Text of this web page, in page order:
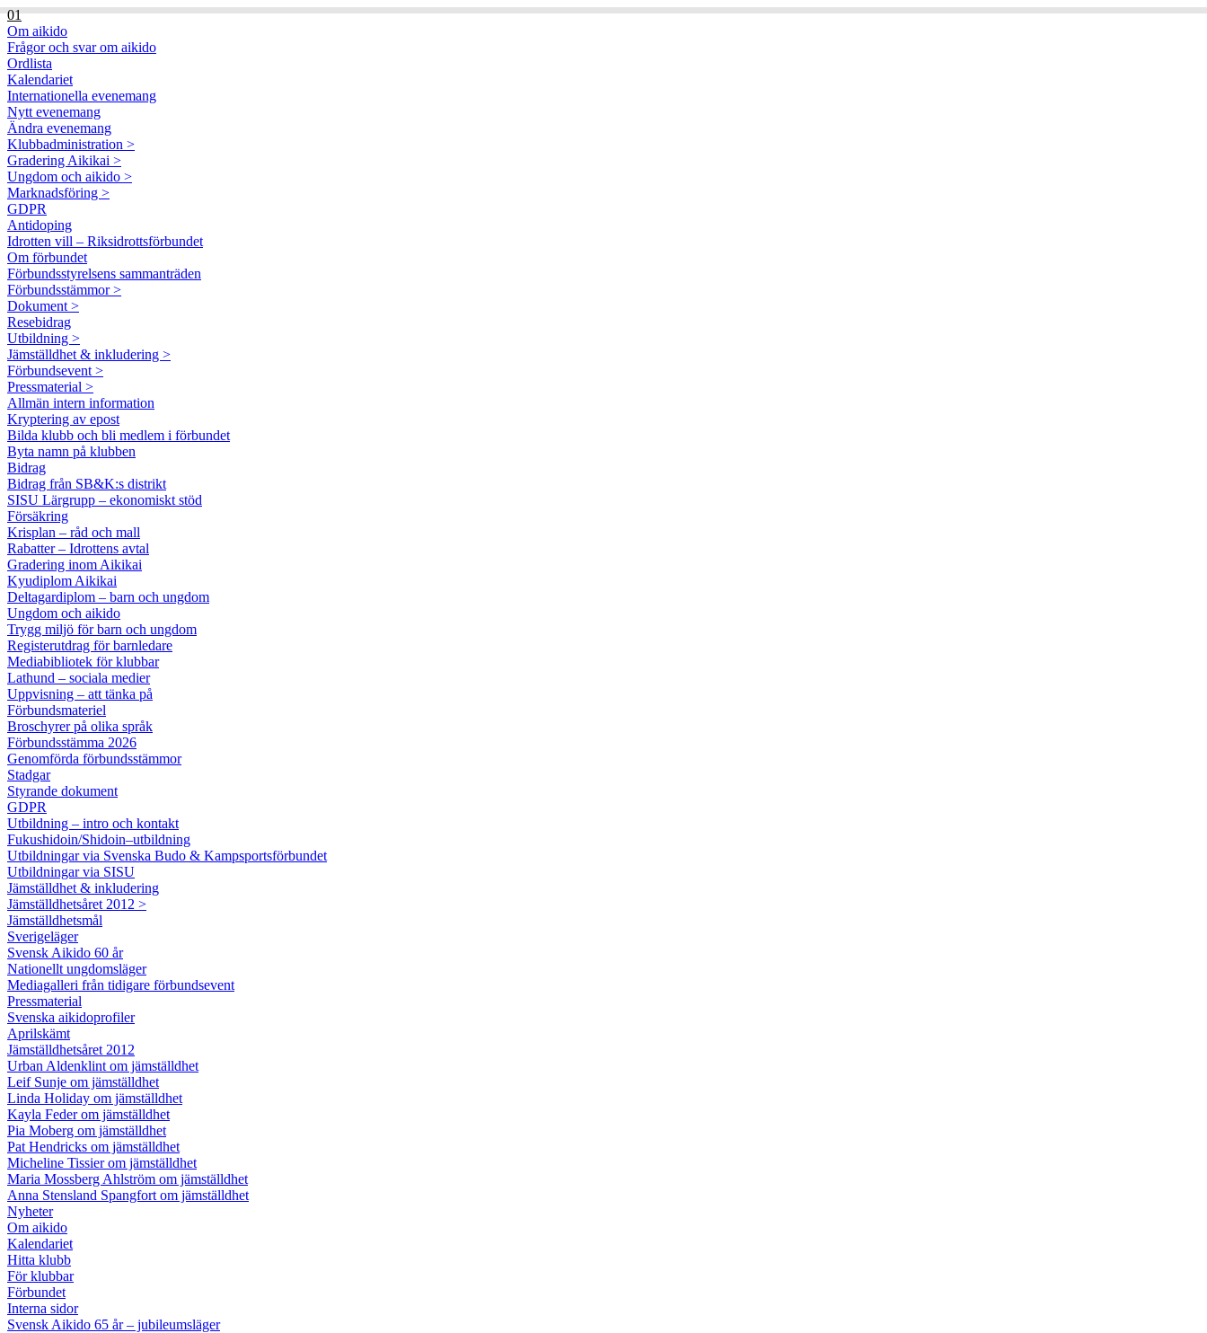
01
Om aikido
Frågor och svar om aikido
Ordlista
Kalendariet
Internationella evenemang
Nytt evenemang
Ändra evenemang
Klubbadministration >
Gradering Aikikai >
Ungdom och aikido >
Marknadsföring >
GDPR
Antidoping
Idrotten vill – Riksidrottsförbundet
Om förbundet
Förbundsstyrelsens sammanträden
Förbundsstämmor >
Dokument >
Resebidrag
Utbildning >
Jämställdhet & inkludering >
Förbundsevent >
Pressmaterial >
Allmän intern information
Kryptering av epost
Bilda klubb och bli medlem i förbundet
Byta namn på klubben
Bidrag
Bidrag från SB&K:s distrikt
SISU Lärgrupp – ekonomiskt stöd
Försäkring
Krisplan – råd och mall
Rabatter – Idrottens avtal
Gradering inom Aikikai
Kyudiplom Aikikai
Deltagardiplom – barn och ungdom
Ungdom och aikido
Trygg miljö för barn och ungdom
Registerutdrag för barnledare
Mediabibliotek för klubbar
Lathund – sociala medier
Uppvisning – att tänka på
Förbundsmateriel
Broschyrer på olika språk
Förbundsstämma 2026
Genomförda förbundsstämmor
Stadgar
Styrande dokument
GDPR
Utbildning – intro och kontakt
Fukushidoin/Shidoin–utbildning
Utbildningar via Svenska Budo & Kampsportsförbundet
Utbildningar via SISU
Jämställdhet & inkludering
Jämställdhetsåret 2012 >
Jämställdhetsmål
Sverigeläger
Svensk Aikido 60 år
Nationellt ungdomsläger
Mediagalleri från tidigare förbundsevent
Pressmaterial
Svenska aikidoprofiler
Aprilskämt
Jämställdhetsåret 2012
Urban Aldenklint om jämställdhet
Leif Sunje om jämställdhet
Linda Holiday om jämställdhet
Kayla Feder om jämställdhet
Pia Moberg om jämställdhet
Pat Hendricks om jämställdhet
Micheline Tissier om jämställdhet
Maria Mossberg Ahlström om jämställdhet
Anna Stensland Spangfort om jämställdhet
Nyheter
Om aikido
Kalendariet
Hitta klubb
För klubbar
Förbundet
Interna sidor
Svensk Aikido 65 år – jubileumsläger